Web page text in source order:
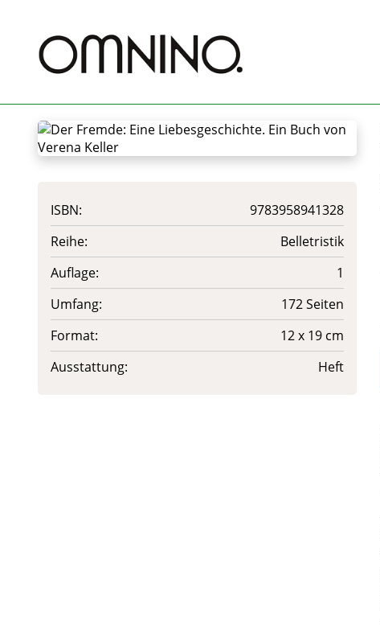
ISBN:
9783958941328
Reihe:
Belletristik
Auflage:
1
Umfang:
172 Seiten
Format:
12 x 19 cm
Ausstattung:
Heft